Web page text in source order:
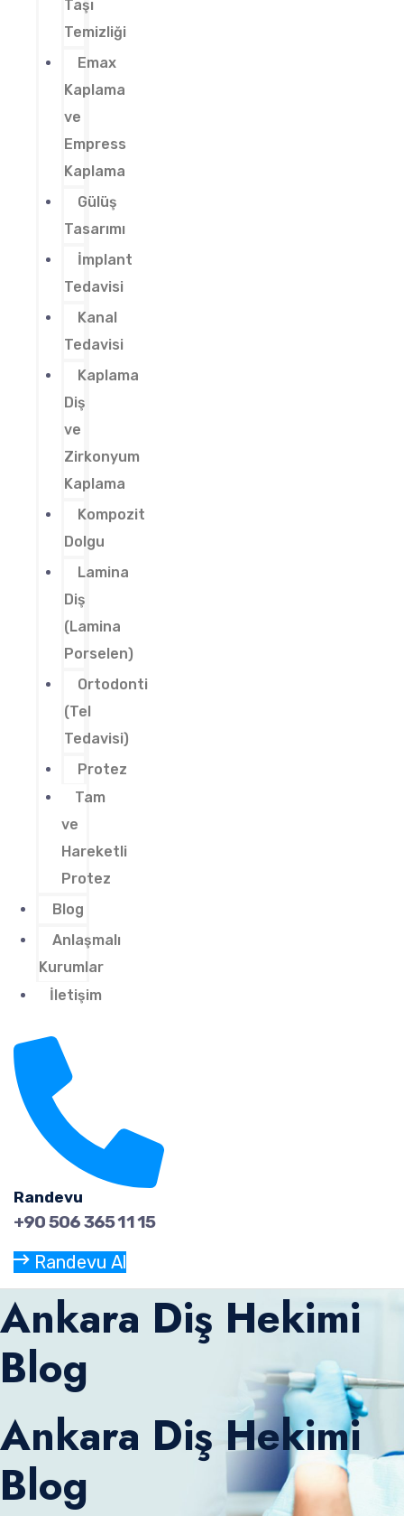
Taşı
Temizliği
Emax
Kaplama
ve
Empress
Kaplama
Gülüş
Tasarımı
İmplant
Tedavisi
Kanal
Tedavisi
Kaplama
Diş
ve
Zirkonyum
Kaplama
Kompozit
Dolgu
Lamina
Diş
(Lamina
Porselen)
Ortodonti
(Tel
Tedavisi)
Protez
Tam
ve
Hareketli
Protez
Blog
Anlaşmalı
Kurumlar
İletişim
Randevu
+90 506 365 11 15
Randevu Al
Ankara Diş Hekimi
Blog
Ankara Diş Hekimi
Blog